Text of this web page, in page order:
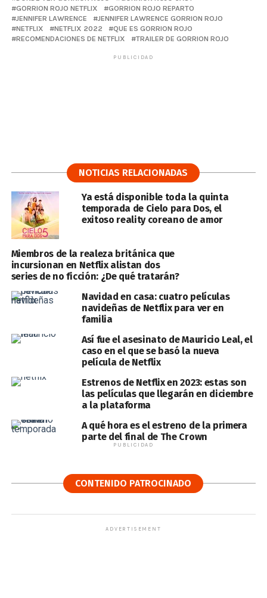
GORRION ROJO NETFLIX
GORRION ROJO REPARTO
JENNIFER LAWRENCE
JENNIFER LAWRENCE GORRION ROJO
NETFLIX
NETFLIX 2022
QUE ES GORRION ROJO
RECOMENDACIONES DE NETFLIX
TRAILER DE GORRION ROJO
PUBLICIDAD
NOTICIAS RELACIONADAS
Ya está disponible toda la quinta
temporada de Cielo para Dos, el
exitoso reality coreano de amor
Miembros de la realeza británica que
incursionan en Netflix alistan dos
series de no ficción: ¿De qué tratarán?
Navidad en casa: cuatro películas
navideñas de Netflix para ver en
familia
Así fue el asesinato de Mauricio Leal, el
caso en el que se basó la nueva
película de Netflix
Estrenos de Netflix en 2023: estas son
las películas que llegarán en diciembre
a la plataforma
A qué hora es el estreno de la primera
parte del final de The Crown
PUBLICIDAD
CONTENIDO PATROCINADO
ADVERTISEMENT